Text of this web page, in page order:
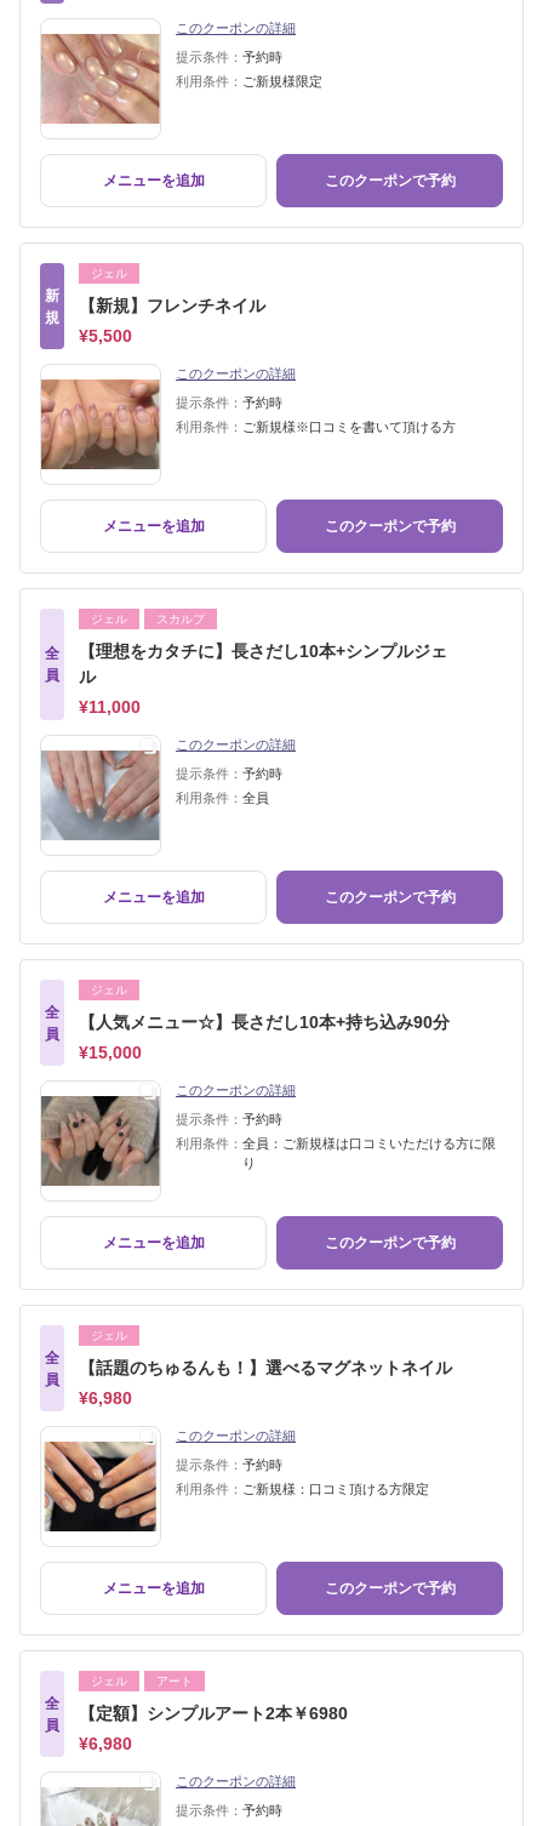
このクーポンの詳細
提示条件： 予約時
利用条件： ご新規様限定
メニューを追加 このクーポンで予約
新
規
ジェル
【新規】フレンチネイル
¥5,500
このクーポンの詳細
提示条件： 予約時
利用条件： ご新規様※口コミを書いて頂ける方
メニューを追加 このクーポンで予約
全
員
ジェル スカルプ
【理想をカタチに】長さだし10本+シンプルジェ
ル
¥11,000
このクーポンの詳細
提示条件： 予約時
利用条件： 全員
メニューを追加 このクーポンで予約
全
員
ジェル
【人気メニュー☆】長さだし10本+持ち込み90分
¥15,000
このクーポンの詳細
提示条件： 予約時
利用条件： 全員：ご新規様は口コミいただける方に限
り
メニューを追加 このクーポンで予約
全
員
ジェル
【話題のちゅるんも！】選べるマグネットネイル
¥6,980
このクーポンの詳細
提示条件： 予約時
利用条件： ご新規様：口コミ頂ける方限定
メニューを追加 このクーポンで予約
全
員
ジェル アート
【定額】シンプルアート2本￥6980
¥6,980
このクーポンの詳細
提示条件： 予約時